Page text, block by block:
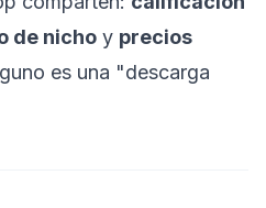
de nicho y precios
es una "descarga